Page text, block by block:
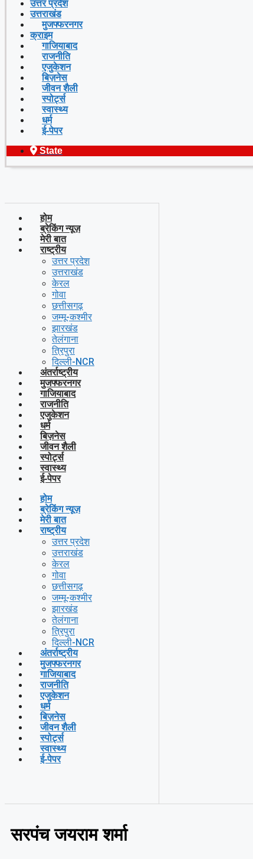
उत्तर प्रदेश
उत्तराखंड
मुजफ्फरनगर
क्राइम
गाजियाबाद
राजनीति
एजुकेशन
बिज़नेस
जीवन शैली
स्पोर्ट्स
स्वास्थ्य
धर्म
ई-पेपर
State
होम
ब्रेकिंग न्यूज़
मेरी बात
राष्ट्रीय
उत्तर प्रदेश
उत्तराखंड
केरल
गोवा
छत्तीसगढ़
जम्मू-कश्मीर
झारखंड
तेलंगाना
त्रिपुरा
दिल्ली-NCR
अंतर्राष्ट्रीय
मुजफ्फरनगर
गाजियाबाद
राजनीति
एजुकेशन
धर्म
बिज़नेस
जीवन शैली
स्पोर्ट्स
स्वास्थ्य
ई-पेपर
होम
ब्रेकिंग न्यूज़
मेरी बात
राष्ट्रीय
उत्तर प्रदेश
उत्तराखंड
केरल
गोवा
छत्तीसगढ़
जम्मू-कश्मीर
झारखंड
तेलंगाना
त्रिपुरा
दिल्ली-NCR
अंतर्राष्ट्रीय
मुजफ्फरनगर
गाजियाबाद
राजनीति
एजुकेशन
धर्म
बिज़नेस
जीवन शैली
स्पोर्ट्स
स्वास्थ्य
ई-पेपर
सरपंच जयराम शर्मा